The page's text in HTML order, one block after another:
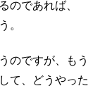
のであれば、
。
のですが、もう
て、どうやった